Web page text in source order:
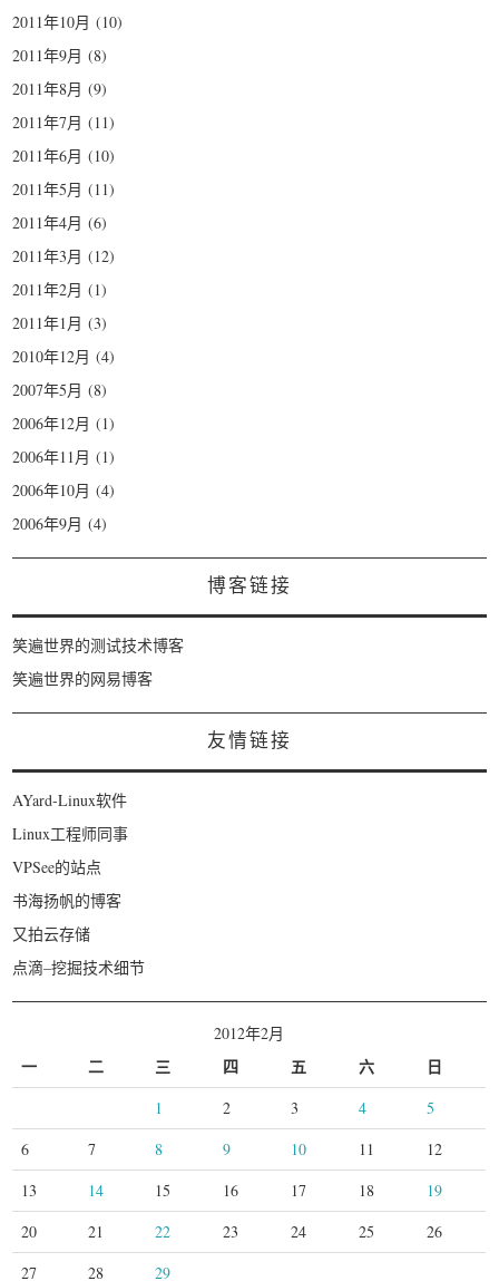
2011年10月 (10)
2011年9月 (8)
2011年8月 (9)
2011年7月 (11)
2011年6月 (10)
2011年5月 (11)
2011年4月 (6)
2011年3月 (12)
2011年2月 (1)
2011年1月 (3)
2010年12月 (4)
2007年5月 (8)
2006年12月 (1)
2006年11月 (1)
2006年10月 (4)
2006年9月 (4)
博客链接
笑遍世界的测试技术博客
笑遍世界的网易博客
友情链接
AYard-Linux软件
Linux工程师同事
VPSee的站点
书海扬帆的博客
又拍云存储
点滴–挖掘技术细节
2012年2月
一 二 三 四 五 六 日
1 2 3 4
5
6
7 8 9 10 11
12
13
14 15 16 17 18
19
20
21 22 23 24 25
26
27
28 29